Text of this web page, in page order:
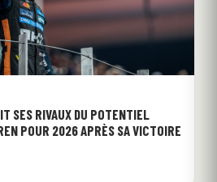
SES RIVAUX DU POTENTIEL
POUR 2026 APRÈS SA VICTOIRE